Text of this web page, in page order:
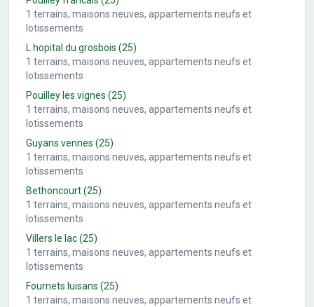
1 terrains, maisons neuves, appartements neufs et
lotissements
L hopital du grosbois (25)
1 terrains, maisons neuves, appartements neufs et
lotissements
Pouilley les vignes (25)
1 terrains, maisons neuves, appartements neufs et
lotissements
Guyans vennes (25)
1 terrains, maisons neuves, appartements neufs et
lotissements
Bethoncourt(25)
1 terrains, maisons neuves, appartements neufs et
lotissements
Villers le lac(25)
1 terrains, maisons neuves, appartements neufs et
lotissements
Fournets luisans (25)
1 terrains, maisons neuves, appartements neufs et